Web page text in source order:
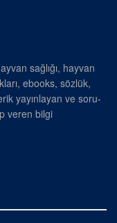
sağlığı, hayvan
ebooks, sözlük,
yayınlayan ve soru-
veren bilgi